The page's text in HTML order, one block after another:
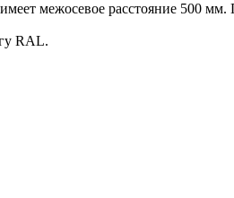
межосевое расстояние 500
RAL.